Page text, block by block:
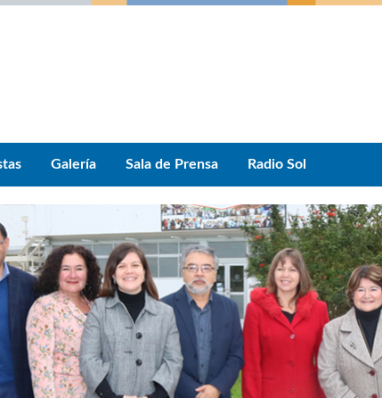
Galería Sala de Prensa Radio Sol